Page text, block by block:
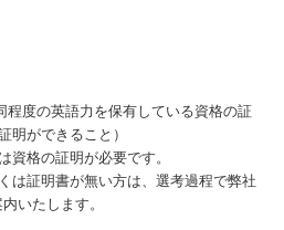
程度の英語力を保有している資格の証
明ができること）
資格の証明が必要です。
は証明書が無い方は、選考過程で弊社
いたします。